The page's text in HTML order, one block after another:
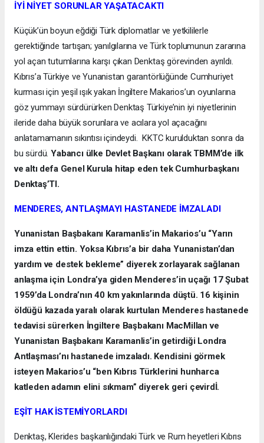
İYİ NİYET SORUNLAR YAŞATACAKTI
Küçük’ün boyun eğdiği Türk diplomatlar ve yetkililerle
gerektiğinde tartışan; yanılgılarına ve Türk toplumunun zararına
yol açan tutumlarına karşı çıkan Denktaş görevinden ayrıldı.
Kıbrıs’a Türkiye ve Yunanistan garantörlüğünde Cumhuriyet
kurması için yeşil ışık yakan İngiltere Makarios’un oyunlarına
göz yummayı sürdürürken Denktaş Türkiye’nin iyi niyetlerinin
ileride daha büyük sorunlara ve acılara yol açacağını
anlatamamanın sıkıntısı içindeydi. KKTC kurulduktan sonra da
bu sürdü.Yabancı ülke Devlet Başkanı olarak TBMM’de ilk
ve altı defa Genel Kurula hitap eden tek Cumhurbaşkanı
Denktaş’TI.
MENDERES, ANTLAŞMAYI HASTANEDE İMZALADI
Yunanistan Başbakanı Karamanlis’in Makarios’u “Yarın
imza ettin ettin. Yoksa Kıbrıs’a bir daha Yunanistan’dan
yardım ve destek bekleme” diyerek zorlayarak sağlanan
anlaşma için Londra’ya giden Menderes’in uçağı 17 Şubat
1959’da Londra’nın 40 km yakınlarında düştü. 16 kişinin
öldüğü kazada yaralı olarak kurtulan Menderes hastanede
tedavisi sürerken İngiltere Başbakanı MacMillan ve
Yunanistan Başbakanı Karamanlis’in getirdiği Londra
Antlaşması’nı hastanede imzaladı. Kendisini görmek
isteyen Makarios’u “ben Kıbrıs Türklerini hunharca
katleden adamın elini sıkmam” diyerek geri çevirdİ.
EŞİT HAK İSTEMİYORLARDI
Denktaş, Klerides başkanlığındaki Türk ve Rum heyetleri Kıbrıs